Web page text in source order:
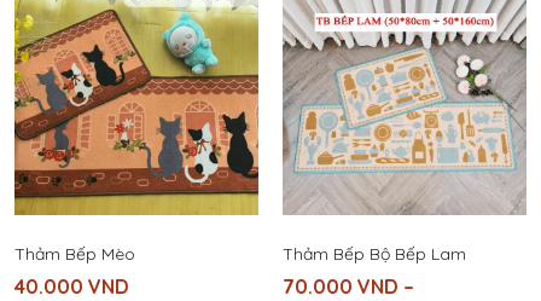
Thảm Bếp Mèo
40.000 VND
Thảm Bếp Bộ Bếp Lam
70.000 VND –